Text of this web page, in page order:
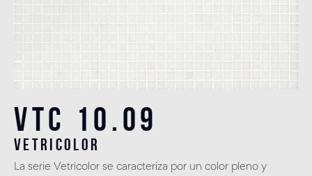
VTC 10.09
vetricolor
La serie Vetricolor se caracteriza por un color pleno y